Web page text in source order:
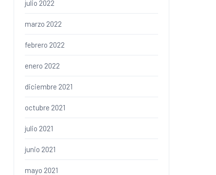
julio 2022
marzo 2022
febrero 2022
enero 2022
diciembre 2021
octubre 2021
julio 2021
junio 2021
mayo 2021